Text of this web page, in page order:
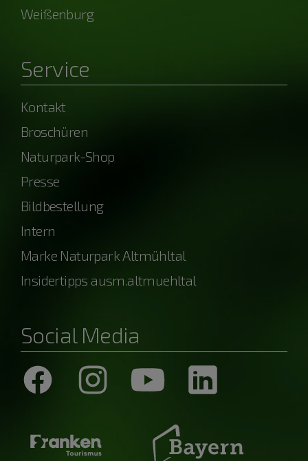
Weißenburg
Service
Kontakt
Broschüren
Naturpark-Shop
Presse
Bildbestellung
Intern
Marke Naturpark Altmühltal
Insidertipps ausm.altmuehltal
Social Media